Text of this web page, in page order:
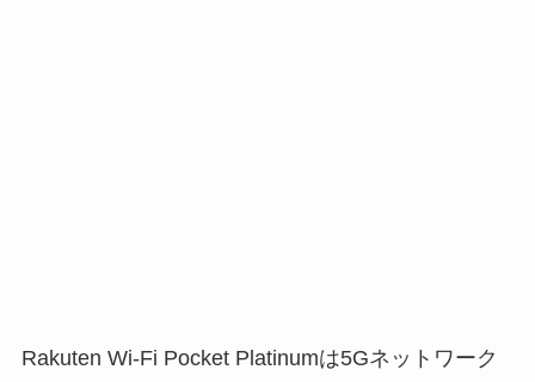
Rakuten Wi-Fi Pocket Platinumは5Gネットワーク